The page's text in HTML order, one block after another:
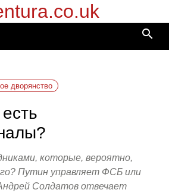
search
дворянство
которые, вероятно,
Путин управляет ФСБ или
Солдатов отвечает